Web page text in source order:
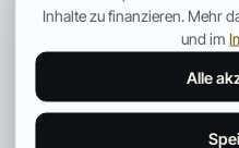
Inhalte zu finanzieren. Mehr
und im
Alle